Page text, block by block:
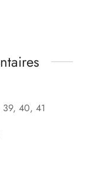
40, 41